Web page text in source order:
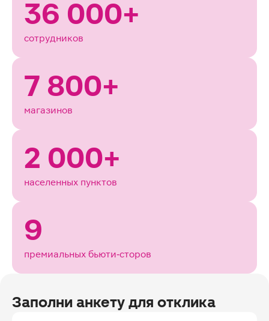
36 000+
сотрудников
7 800+
магазинов
2 000+
населенных пунктов
9
премиальных бьюти‑сторов
Заполни анкету для отклика